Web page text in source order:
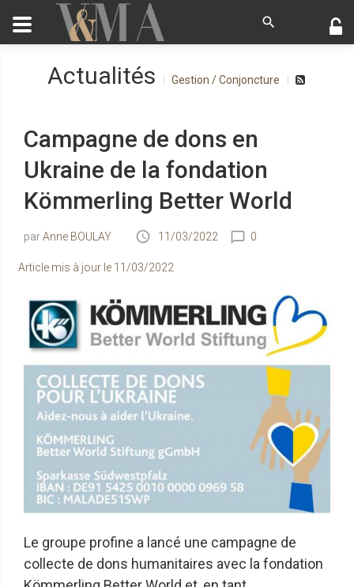
Actualités Gestion / Conjoncture
Campagne de dons en
Ukraine de la fondation
Kömmerling Better World
Anne BOULAY 11/03/2022 0
Article mis à jour le 11/03/2022
Le groupe profine a lancé une campagne de
collecte de dons humanitaires avec la fondation